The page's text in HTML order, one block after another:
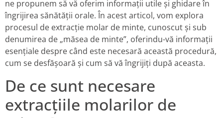
ne propunem să vă oferim informații utile și ghidare în
îngrijirea sănătății orale. În acest articol, vom explora
procesul de extracție molar de minte, cunoscut și sub
denumirea de „măsea de minte”, oferindu-vă informații
esențiale despre când este necesară această procedură,
cum se desfășoară și cum să vă îngrijiți după aceasta.
De ce sunt necesare
extracțiile molarilor de